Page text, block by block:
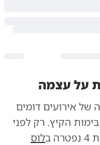
על עצמה
אירועים דומים
הקיץ. רק לפני
ב
לוס